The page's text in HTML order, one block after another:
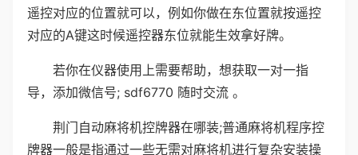
遥控对应的位置就可以，例如你做在东位置就按遥控
对应的A键这时候遥控器东位就能生效拿好牌。
若你在仪器使用上需要帮助，想获取一对一指
导，添加微信号; sdf6770 随时交流 。
荆门自动麻将机控牌器在哪装;普通麻将机程序控
牌器一般是指通过一些无需对麻将机进行复杂安装操